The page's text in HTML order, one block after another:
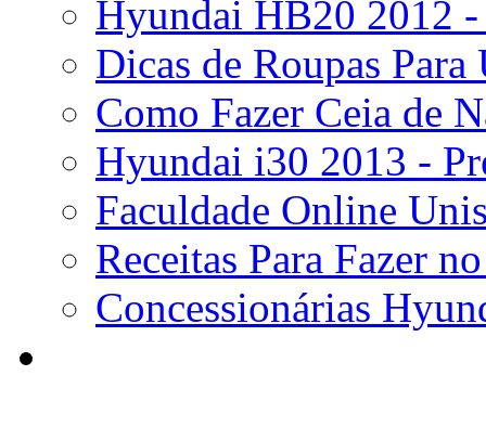
Hyundai HB20 2012 -
Dicas de Roupas
Como Fazer Ceia de
Hyundai i30 2013 -
Faculdade Online
Receitas Para Fazer
Concessionárias